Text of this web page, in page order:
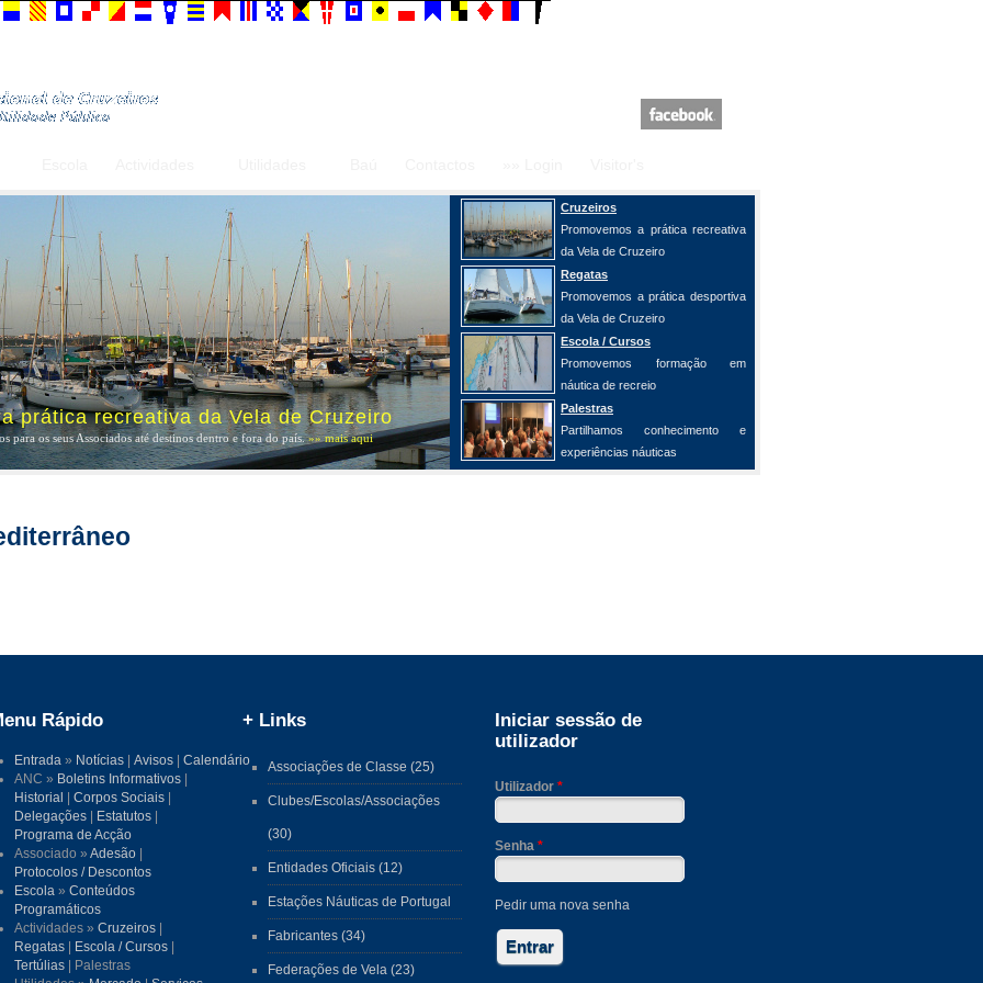
Cruzeiros
Promovemos a prática recreativa
da Vela de Cruzeiro
Regatas
Promovemos a prática desportiva
da Vela de Cruzeiro
Escola / Cursos
Promovemos formação em
náutica de recreio
Palestras
Partilhamos conhecimento e
experiências náuticas
prática recreativa da Vela de Cruzeiro
para os seus Associados até destinos dentro e fora do país.»» mais aqui
Rápido
Entrada » Notícias |Avisos |Calendário
ANC » Boletins Informativos
Historial
|Corpos Sociais
Delegações
Estatutos
Programa de Acção
Associado »Adesão
Protocolos / Descontos
Escola »Conteúdos
Programáticos
Actividades »Cruzeiros
Regatas
Escola / Cursos
Tertúlias | Palestras
+ Links
Associações de Classe (25)
Clubes/Escolas/Associações
(30)
Entidades Oficiais (12)
Estações Náuticas de Portugal
Fabricantes (34)
Federações de Vela (23)
Iniciar sessão de
utilizador
Utilizador*
Senha*
Pedir uma nova senha